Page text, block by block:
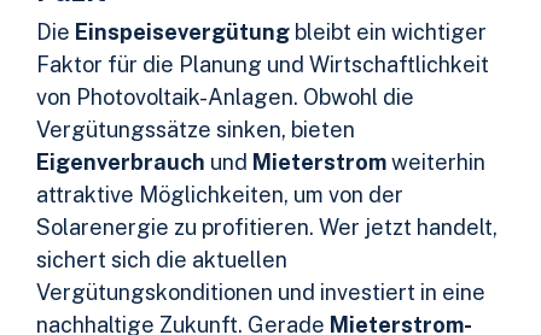
Die Einspeisevergütung bleibt ein wichtiger
Faktor für die Planung und Wirtschaftlichkeit
von Photovoltaik-Anlagen. Obwohl die
Vergütungssätze sinken, bieten
Eigenverbrauch und Mieterstromweiterhin
attraktive Möglichkeiten, um von der
Solarenergie zu profitieren. Wer jetzt handelt,
sichert sich die aktuellen
Vergütungskonditionen und investiert in eine
nachhaltige Zukunft. Gerade Mieterstrom-